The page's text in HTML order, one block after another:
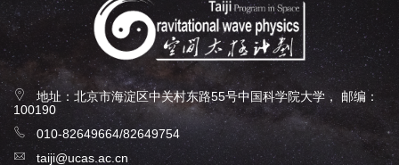
地址：北京市海淀区中关村东路55号中国科学院大学， 邮编：
100190
010-82649664/82649754
taiji@ucas.ac.cn